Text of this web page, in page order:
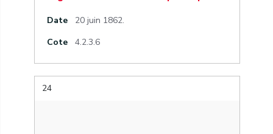
Date
20 juin 1862.
Cote
4.2.3.6
24